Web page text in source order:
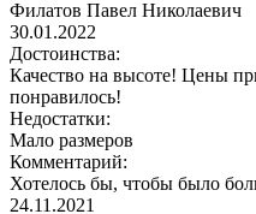
Филатов Павел Николаевич
30.01.2022
Достоинства:
Качество на высоте! Цены
понравилось!
Недостатки:
Мало размеров
Комментарий:
Хотелось бы, чтобы было
24.11.2021